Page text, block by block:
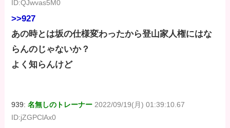
ID:QJwvas5M0
>>927
あの時とは坂の仕様変わったから登山家人権にはな
らんのじゃないか？
よく知らんけど
939:名無しのトレーナー 2022/09/19(月) 01:39:10.67
ID:jZGPClAx0